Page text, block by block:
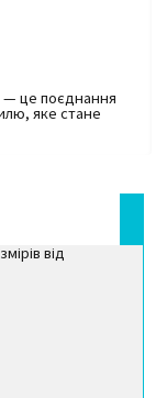
— це поєднання
яке стане